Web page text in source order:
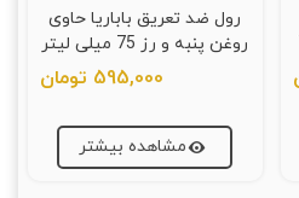
رول ضد تعریق باباریا حاوی
روغن پنبه و رز 75 میلی لیتر
595,000 تومان
مشاهده بیشتر